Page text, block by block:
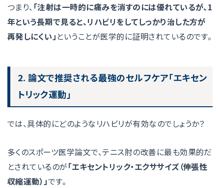
つまり、 「注射は一時的に痛みを消すのには優れているが、1
年という長期で見ると、リハビリをしてしっかり治した方が
再発しにくい」 ということが医学的に証明されているのです。
2. 論文で推奨される最強のセルフケア「エキセン
トリック運動」
では、具体的にどのようなリハビリが有効なのでしょうか？
多くのスポーツ医学論文で、テニス肘の改善に最も効果的だ
とされているのが「エキセントリック・エクササイズ（伸張性
収縮運動）」です。